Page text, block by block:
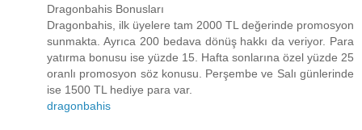
Dragonbahis Bonusları
Dragonbahis, ilk üyelere tam 2000 TL değerinde promosyon
sunmakta. Ayrıca 200 bedava dönüş hakkı da veriyor. Para
yatırma bonusu ise yüzde 15. Hafta sonlarına özel yüzde 25
oranlı promosyon söz konusu. Perşembe ve Salı günlerinde
ise 1500 TL hediye para var.
dragonbahis